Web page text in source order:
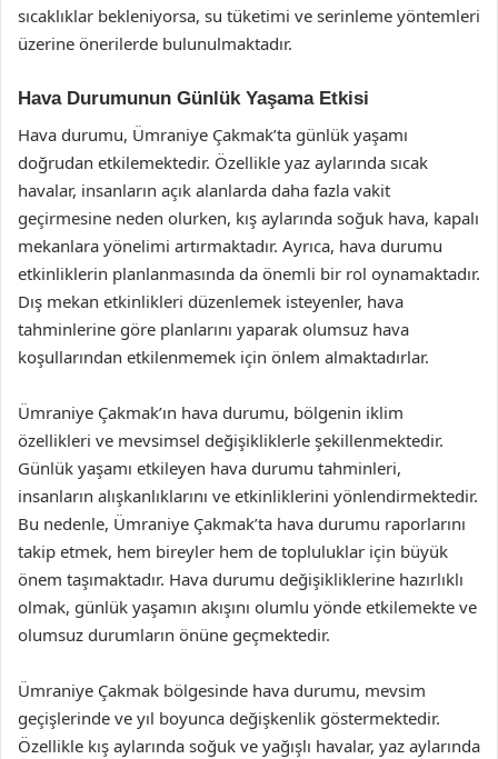
sıcaklıklar bekleniyorsa, su tüketimi ve serinleme yöntemleri
üzerine önerilerde bulunulmaktadır.
Hava Durumunun Günlük Yaşama Etkisi
Hava durumu, Ümraniye Çakmak’ta günlük yaşamı
doğrudan etkilemektedir. Özellikle yaz aylarında sıcak
havalar, insanların açık alanlarda daha fazla vakit
geçirmesine neden olurken, kış aylarında soğuk hava, kapalı
mekanlara yönelimi artırmaktadır. Ayrıca, hava durumu
etkinliklerin planlanmasında da önemli bir rol oynamaktadır.
Dış mekan etkinlikleri düzenlemek isteyenler, hava
tahminlerine göre planlarını yaparak olumsuz hava
koşullarından etkilenmemek için önlem almaktadırlar.
Ümraniye Çakmak’ın hava durumu, bölgenin iklim
özellikleri ve mevsimsel değişikliklerle şekillenmektedir.
Günlük yaşamı etkileyen hava durumu tahminleri,
insanların alışkanlıklarını ve etkinliklerini yönlendirmektedir.
Bu nedenle, Ümraniye Çakmak’ta hava durumu raporlarını
takip etmek, hem bireyler hem de topluluklar için büyük
önem taşımaktadır. Hava durumu değişikliklerine hazırlıklı
olmak, günlük yaşamın akışını olumlu yönde etkilemekte ve
olumsuz durumların önüne geçmektedir.
Ümraniye Çakmak bölgesinde hava durumu, mevsim
geçişlerinde ve yıl boyunca değişkenlik göstermektedir.
Özellikle kış aylarında soğuk ve yağışlı havalar, yaz aylarında